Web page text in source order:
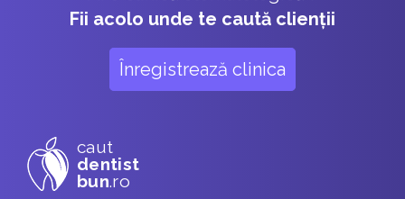
Fii acolo unde te caută clienții
Înregistrează clinica
caut
dentist
bun.ro